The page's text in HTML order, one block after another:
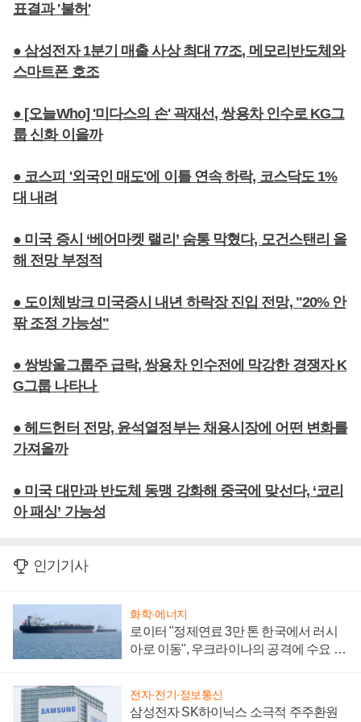
표결과 '불허'
● 삼성전자 1분기 매출 사상 최대 77조, 메모리반도체와
스마트폰 호조
● [오늘Who] '미다스의 손' 곽재선, 쌍용차 인수로 KG그
룹 신화 이을까
● 코스피 '외국인 매도'에 이틀 연속 하락, 코스닥도 1%
대 내려
● 미국 증시 ‘베어마켓 랠리’ 숨통 막혔다, 모건스탠리 올
해 전망 부정적
● 도이체방크 미국증시 내년 하락장 진입 전망, "20% 안
팎 조정 가능성"
● 쌍방울그룹주 급락, 쌍용차 인수전에 막강한 경쟁자 K
G그룹 나타나
● 헤드헌터 전망, 윤석열정부는 채용시장에 어떤 변화를
가져올까
● 미국 대만과 반도체 동맹 강화해 중국에 맞선다, ‘코리
아 패싱’ 가능성
인기기사
화학·에너지
로이터 "정제연료 3만 톤 한국에서 러시
아로 이동", 우크라이나의 공격에 수요 늘
전자·전기·정보통신
삼성전자 SK하이닉스 소극적 주주환원